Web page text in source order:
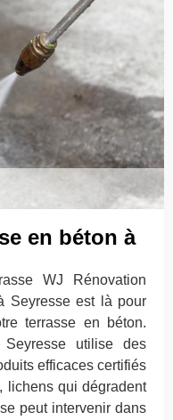
en béton à
WJ Rénovation
Seyresse est là pour
terrasse en béton.
utilise des
efficaces certifiés
lichens qui dégradent
peut intervenir dans